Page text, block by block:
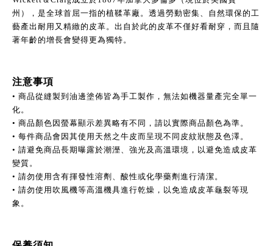
州），是全球首屈一指的植鞣革廠。透過勞動密集、自然環保的工
藝產出耐用又精緻的皮革。出自於此的皮革不僅好看耐穿，而且隨
著年齡的增長會變得更為獨特。
注意事項
• 商品從縫製到油邊塗佈皆為手工製作，無法如機器量產完全單一
化。
• 商品顏色因螢幕顯示差異略有不同，請以實際商品顏色為準。
• 每件商品會因其使用天然之牛皮而呈現不同皮紋狀態及色澤。
• 請避免商品長期曝露於潮溼、強光及高溫環境，以避免造成皮革
變質。
• 請勿使用含有揮發性溶劑、酸性或化學藥劑進行清潔。
• 請勿使用吹風機等高溫機具進行乾燥，以免造成皮革龜裂等現
象。